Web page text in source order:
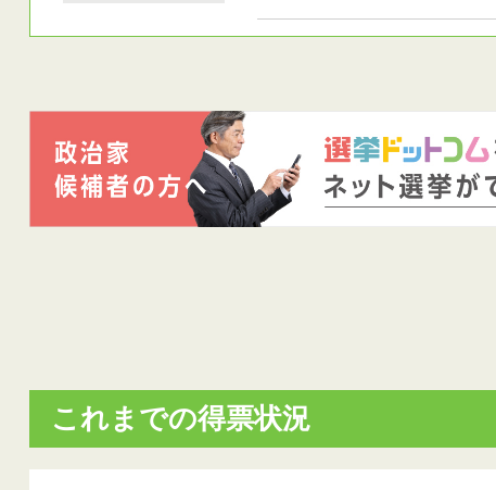
これまでの得票状況